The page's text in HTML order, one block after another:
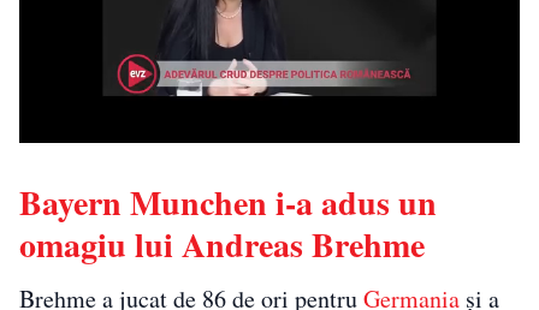
Bayern Munchen i-a adus un
omagiu lui Andreas Brehme
Brehme a jucat de 86 de ori pentruGermania și a